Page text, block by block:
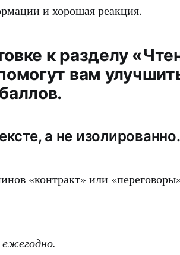
и хорошая реакция.
к разделу
вам
а не изолированно.
«контракт» или